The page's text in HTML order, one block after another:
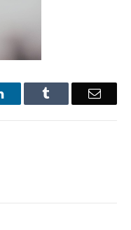
LinkedIn Email